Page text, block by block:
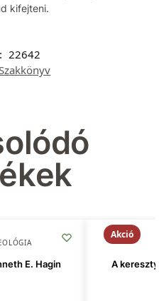
kifejteni.
22642
E. Hagin
Akció
A